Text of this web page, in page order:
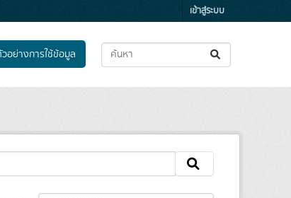
เข้าสู่ระบบ
อย่างการใช้ข้อมูล